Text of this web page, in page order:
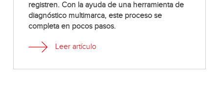
registren. Con la ayuda de una herramienta de
diagnóstico multimarca, este proceso se
completa en pocos pasos.
Leer artículo